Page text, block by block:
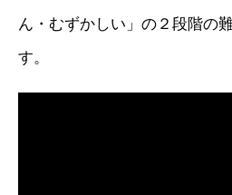
ん・むずかしい」の２段階の
す。